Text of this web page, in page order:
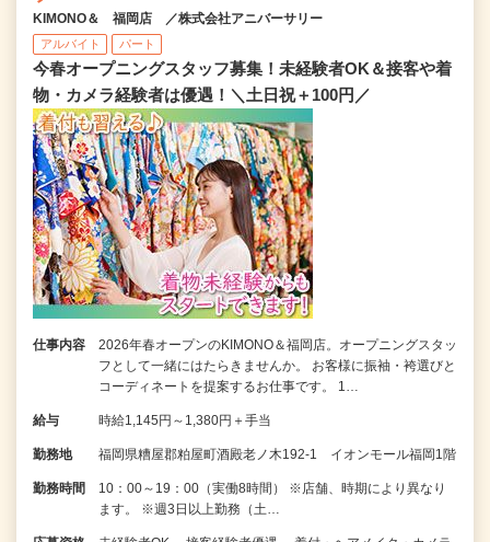
KIMONO＆ 福岡店 ／株式会社アニバーサリー
アルバイト パート
今春オープニングスタッフ募集！未経験者OK＆接客や着
物・カメラ経験者は優遇！＼土日祝＋100円／
仕事内容
2026年春オープンのKIMONO＆福岡店。オープニングスタッ
フとして一緒にはたらきませんか。 お客様に振袖・袴選びと
コーディネートを提案するお仕事です。 1…
給与 時給1,145円～1,380円＋手当
勤務地 福岡県糟屋郡粕屋町酒殿老ノ木192-1 イオンモール福岡1階
勤務時間
10：00～19：00（実働8時間） ※店舗、時期により異なり
ます。 ※週3日以上勤務（土…